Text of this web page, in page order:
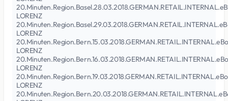
LORENZ
LORENZ
LORENZ
LORENZ
LORENZ